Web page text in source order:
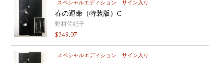
スペシャルエディション サイン入り
春の運命（特装版）C
野村佐紀子
$349.07
スペシャルエディション サイン入り